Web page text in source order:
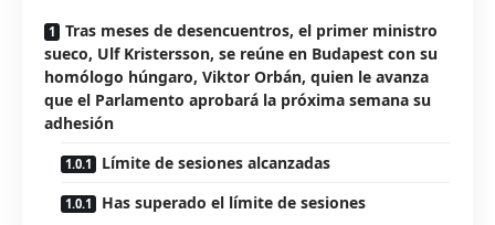
Tras meses de desencuentros, el primer ministro
sueco, Ulf Kristersson, se reúne en Budapest con su
homólogo húngaro, Viktor Orbán, quien le avanza
que el Parlamento aprobará la próxima semana su
adhesión
Límite de sesiones alcanzadas
Has superado el límite de sesiones